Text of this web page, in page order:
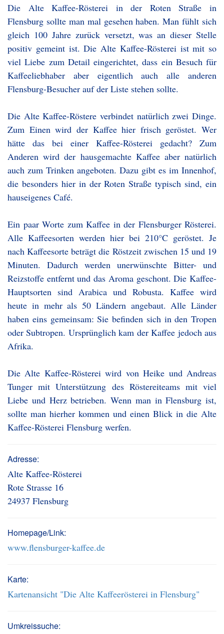
Die Alte Kaffee-Rösterei in der Roten Straße in
Flensburg sollte man mal gesehen haben. Man fühlt sich
gleich 100 Jahre zurück versetzt, was an dieser Stelle
positiv gemeint ist. Die Alte Kaffee-Rösterei ist mit so
viel Liebe zum Detail eingerichtet, dass ein Besuch für
Kaffeeliebhaber aber eigentlich auch alle anderen
Flensburg-Besucher auf der Liste stehen sollte.
Die Alte Kaffee-Röstere verbindet natürlich zwei Dinge.
Zum Einen wird der Kaffee hier frisch geröstet. Wer
hätte das bei einer Kaffee-Rösterei gedacht? Zum
Anderen wird der hausgemachte Kaffee aber natürlich
auch zum Trinken angeboten. Dazu gibt es im Innenhof,
die besonders hier in der Roten Straße typisch sind, ein
hauseigenes Café.
Ein paar Worte zum Kaffee in der Flensburger Rösterei.
Alle Kaffeesorten werden hier bei 210°C geröstet. Je
nach Kaffeesorte beträgt die Röstzeit zwischen 15 und 19
Minuten. Dadurch werden unerwünschte Bitter- und
Reizstoffe entfernt und das Aroma geschont. Die Kaffee-
Hauptsorten sind Arabica und Robusta. Kaffee wird
heute in mehr als 50 Ländern angebaut. Alle Länder
haben eins gemeinsam: Sie befinden sich in den Tropen
oder Subtropen. Ursprünglich kam der Kaffee jedoch aus
Afrika.
Die Alte Kaffee-Rösterei wird von Heike und Andreas
Tunger mit Unterstützung des Röstereiteams mit viel
Liebe und Herz betrieben. Wenn man in Flensburg ist,
sollte man hierher kommen und einen Blick in die Alte
Kaffee-Rösterei Flensburg werfen.
Adresse:
Alte Kaffee-Rösterei
Rote Strasse 16
24937 Flensburg
Homepage/Link:
www.flensburger-kaffee.de
Karte:
Kartenansicht "Die Alte Kaffeerösterei in Flensburg"
Umkreissuche: